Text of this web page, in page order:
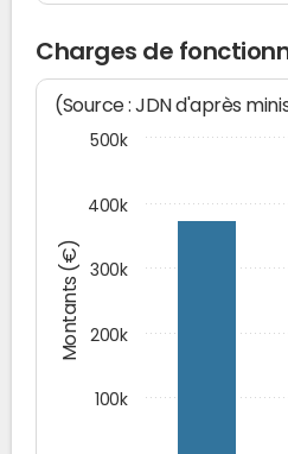
Charges de
Montants (€)
(Source : JDN d'après
100k
200k
300k
400k
500k